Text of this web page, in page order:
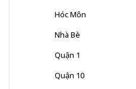
Hóc Môn
Nhà Bè
Quận 1
Quận 10